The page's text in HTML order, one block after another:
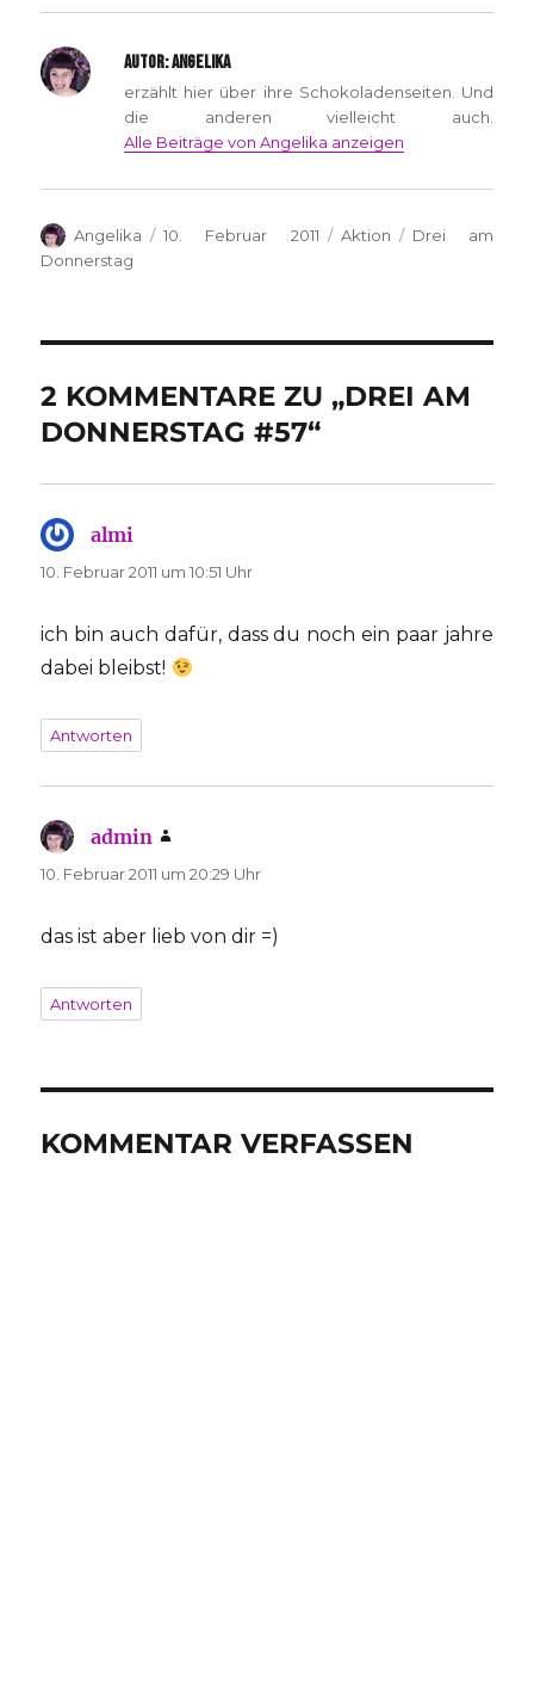
AUTOR:ANGELIKA
erzählt hier über ihre Schokoladenseiten. Und
die anderen vielleicht auch.
Alle Beiträge von Angelika anzeigen
Autor
Angelika
Veröffentlicht
10. Februar 2011 Kategorien
Aktion Schlagwörter
Drei am
Donnerstag
2 KOMMENTARE ZU „DREI AM
DONNERSTAG #57“
almi
10. Februar 2011 um 10:51 Uhr
ich bin auch dafür, dass du noch ein paar jahre
dabei bleibst!
Antworten
admin
10. Februar 2011 um 20:29 Uhr
das ist aber lieb von dir =)
Antworten
KOMMENTAR VERFASSEN